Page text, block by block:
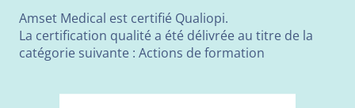
Amset Medical est certifié Qualiopi.
La certification qualité a été délivrée au titre de la
catégorie suivante : Actions de formation